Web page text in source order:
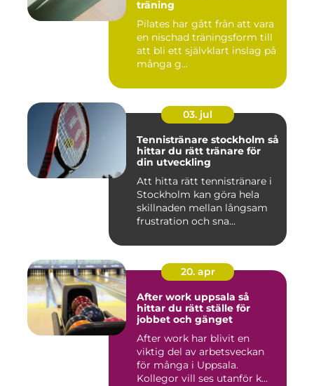
träning
Pilates har gått från att vara
en nischad träningsform till
att bli ett självklart inslag på
många g...
03. jul
Tennistränare stockholm så
hittar du rätt tränare för
din utveckling
Att hitta rätt tennistränare i
Stockholm kan göra hela
skillnaden mellan långsam
frustration och sna...
20. apr
After work uppsala så
hittar du rätt ställe för
jobbet och gänget
After work har blivit en
viktig del av arbetsveckan
för många i Uppsala.
Kollegor vill ses utanför k...